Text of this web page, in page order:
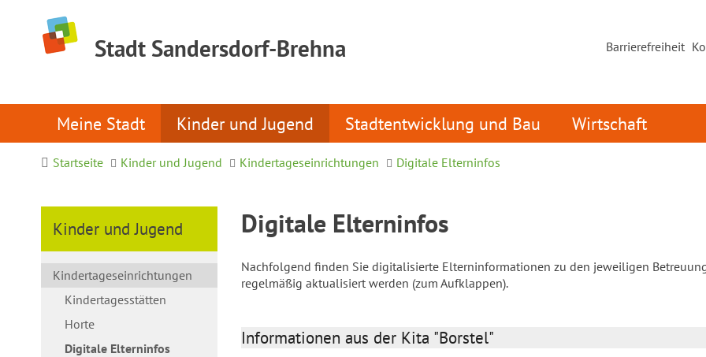
Stadt Sandersdorf-Brehna Barrierefreiheit
Meine Stadt Kinder und Jugend Stadtentwicklung und Bau Wirtschaft
Startseite Kinder und Jugend Kindertageseinrichtungen Digitale Elterninfos
Kinder und Jugend
Kindertageseinrichtungen
Kindertagesstätten
Horte
Digitale Elterninfos
Digitale Elterninfos
Nachfolgend finden Sie digitalisierte Elterninformationen zu den jeweiligen
regelmäßig aktualisiert werden (zum Aufklappen).
Informationen aus der Kita "Borstel"